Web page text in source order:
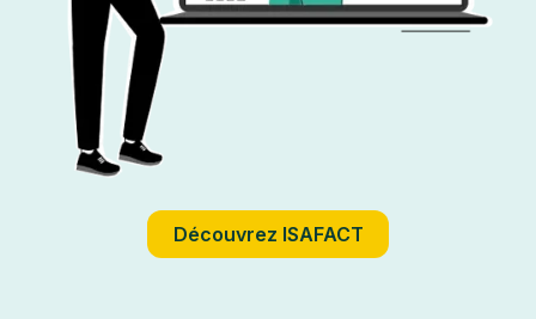
Découvrez ISAFACT